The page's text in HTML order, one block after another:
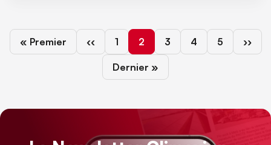
Première page
« Premier Page précédente
‹‹ Page
1 Page courante
2 Page
3 Page
4 Page
5 Page
››
Dernière page
Dernier »